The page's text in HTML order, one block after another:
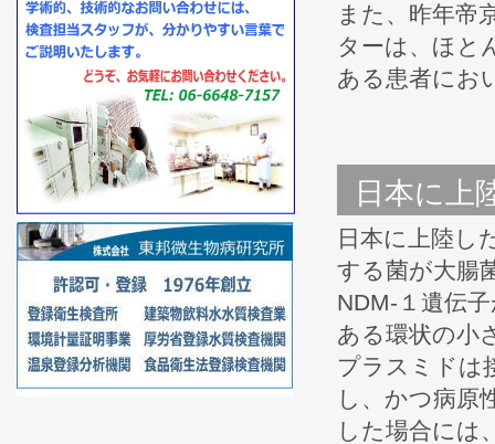
また、昨年帝
ターは、ほと
ある患者にお
日本に上
日本に上陸し
する菌が大腸
NDM-１遺伝
ある環状の小
プラスミドは
し、かつ病原
した場合には